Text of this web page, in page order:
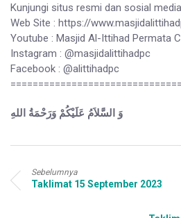
Kunjungi situs resmi dan sosial
Web Site : https://
Youtube : Masjid Al-Ittihad Permata
Instagram : @masjidalittihadpc
Facebook : @alittihadpc
وَ السَّلاَمُ عَلَيْكُمْ وَرَحْمَةُ اللهِ
Sebelumnya
Taklimat 15 September 2023